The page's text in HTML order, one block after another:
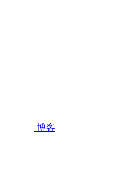
博客